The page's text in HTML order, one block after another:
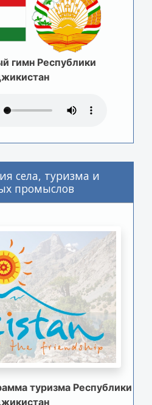
гимн Республики
села, туризма и
промыслов
туризма Республики